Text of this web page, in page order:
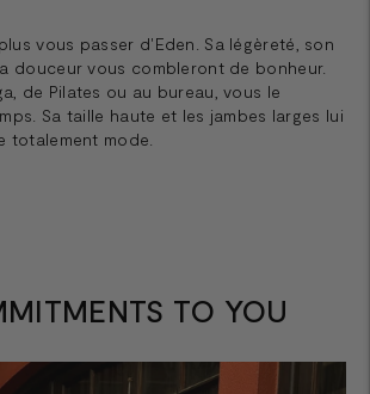
vous passer d'Eden. Sa légèreté, son
douceur vous combleront de bonheur.
de Pilates ou au bureau, vous le
Sa taille haute et les jambes larges lui
totalement mode.
TO YOU